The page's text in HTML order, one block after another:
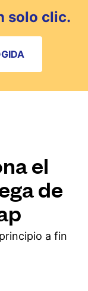
solo clic.
el
de
a fin